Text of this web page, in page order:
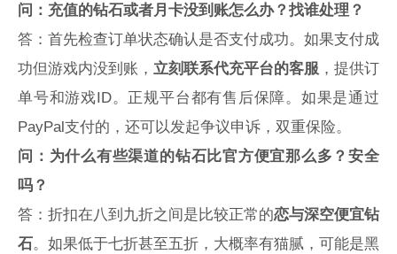
问：充值的钻石或者月卡没到账怎么办？找谁处理？
答：首先检查订单状态确认是否支付成功。如果支付成
功但游戏内没到账， 立刻联系代充平台的客服 ，提供订
单号和游戏ID。正规平台都有售后保障。如果是通过
PayPal支付的，还可以发起争议申诉，双重保险。
问：为什么有些渠道的钻石比官方便宜那么多？安全
吗？
答：折扣在八到九折之间是比较正常的恋与深空便宜钻
石。如果低于七折甚至五折，大概率有猫腻，可能是黑